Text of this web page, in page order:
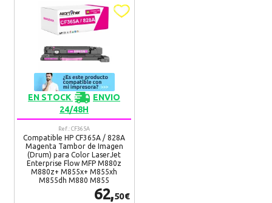
EN STOCK
ENVIO
24/48H
Ref.: CF365A
Compatible HP CF365A / 828A
Magenta Tambor de Imagen
(Drum) para Color LaserJet
Enterprise Flow MFP M880z
M880z+ M855x+ M855xh
M855dh M880 M855
62,50€